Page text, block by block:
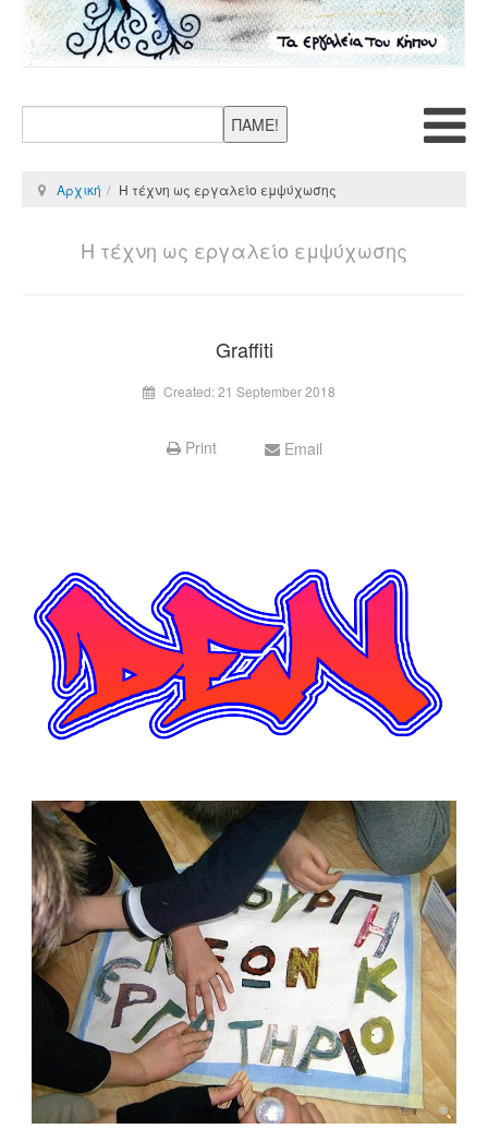
ΠΑΜΕ!
Αρχική Η τέχνη ως εργαλείο εμψύχωσης
Η τέχνη ως εργαλείο εμψύχωσης
Graffiti
Created: 21 September 2018
Print Email